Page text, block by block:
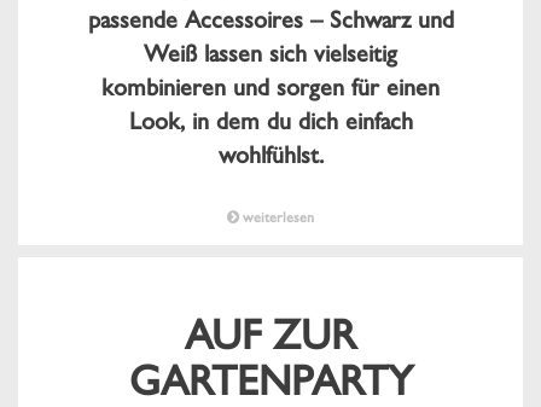
passende Accessoires – Schwarz und
Weiß lassen sich vielseitig
kombinieren und sorgen für einen
Look, in dem du dich einfach
wohlfühlst.
weiterlesen
AUF ZUR
GARTENPARTY